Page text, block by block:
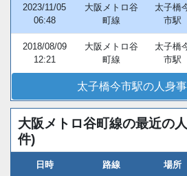
2023/11/05
06:48
大阪メトロ谷
町線
太子橋
市駅
2018/08/09
12:21
大阪メトロ谷
町線
太子橋
市駅
太子橋今市駅の人身
大阪メトロ谷町線の最近の
件)
日時 路線 場所